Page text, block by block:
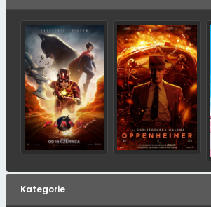
Kategorie